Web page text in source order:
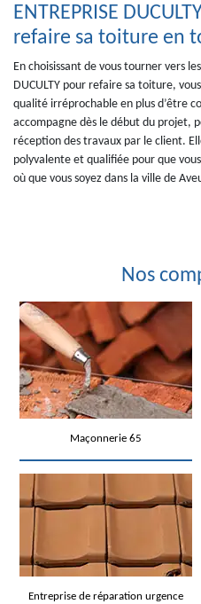
ENTREPRISE
refaire sa toiture en
En choisissant de vous tourner vers
DUCULTY pour refaire sa toiture,
qualité irréprochable en plus d’être
accompagne dès le début du projet,
réception des travaux par le client.
polyvalente et qualifiée pour que
où que vous soyez dans la ville de
Nos
Maçonnerie 65
Entreprise de réparation urgence